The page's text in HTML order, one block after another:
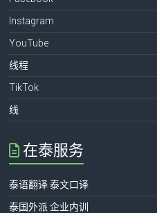
Instagram
YouTube
线程
TikTok
线
在泰服务
泰语翻译 泰文口译
泰国外派 企业内训